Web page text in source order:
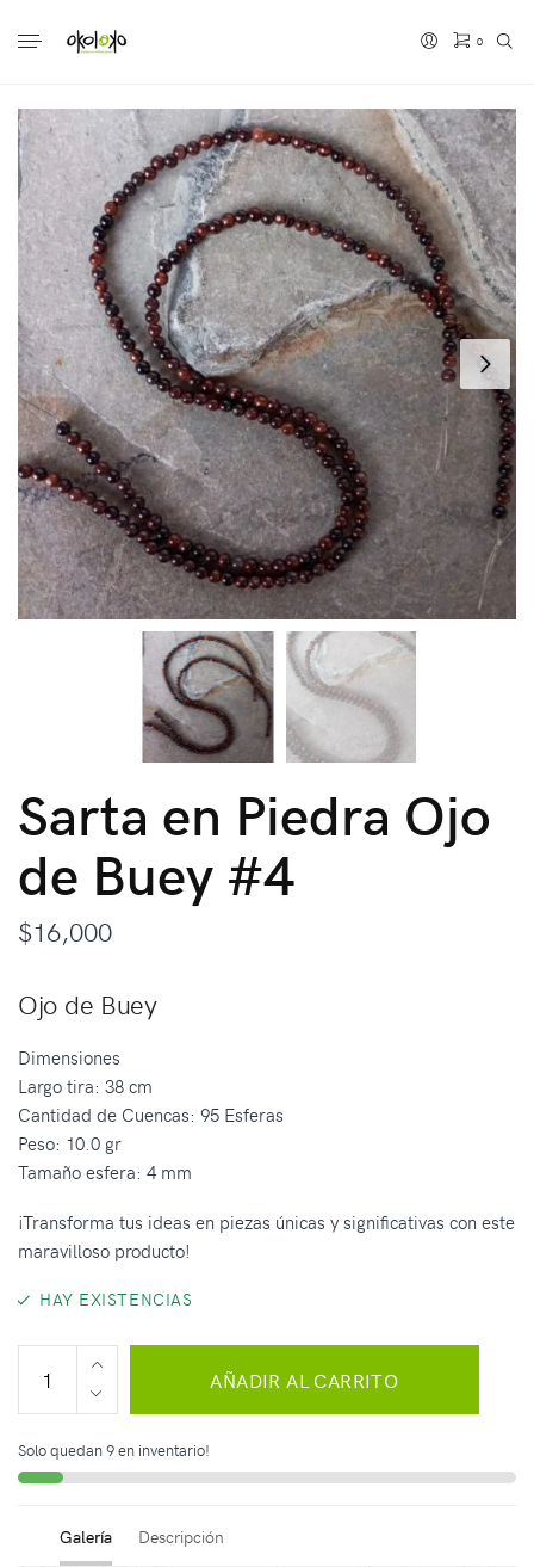
0
Sarta en Piedra Ojo
de Buey #4
$16,000
Ojo de Buey
Dimensiones
Largo tira: 38 cm
Cantidad de Cuencas: 95 Esferas
Peso: 10.0 gr
Tamaño esfera: 4 mm
¡Transforma tus ideas en piezas únicas y significativas con este
maravilloso producto!
HAY EXISTENCIAS
AÑADIR AL CARRITO
Solo quedan 9 en inventario!
Galería Descripción